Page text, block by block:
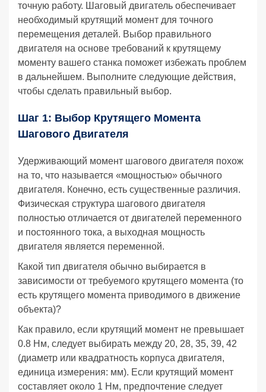
точную работу. Шаговый двигатель обеспечивает
необходимый крутящий момент для точного
перемещения деталей. Выбор правильного
двигателя на основе требований к крутящему
моменту вашего станка поможет избежать проблем
в дальнейшем. Выполните следующие действия,
чтобы сделать правильный выбор.
Шаг 1: Выбор Крутящего Момента
Шагового Двигателя
Удерживающий момент шагового двигателя похож
на то, что называется «мощностью» обычного
двигателя. Конечно, есть существенные различия.
Физическая структура шагового двигателя
полностью отличается от двигателей переменного
и постоянного тока, а выходная мощность
двигателя является переменной.
Какой тип двигателя обычно выбирается в
зависимости от требуемого крутящего момента (то
есть крутящего момента приводимого в движение
объекта)?
Как правило, если крутящий момент не превышает
0.8 Нм, следует выбирать между 20, 28, 35, 39, 42
(диаметр или квадратность корпуса двигателя,
единица измерения: мм). Если крутящий момент
составляет около 1 Нм, предпочтение следует